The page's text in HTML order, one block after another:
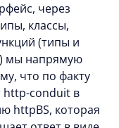
через
классы,
(типы и
мы напрямую
что по факту
http-conduit в
httpBS, которая